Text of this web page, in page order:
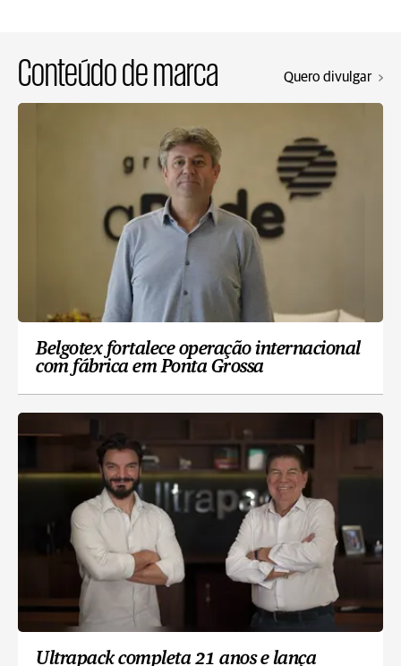
Conteúdo de marca Quero divulgar
Belgotex fortalece operação internacional
com fábrica em Ponta Grossa
Ultrapack completa 21 anos e lança